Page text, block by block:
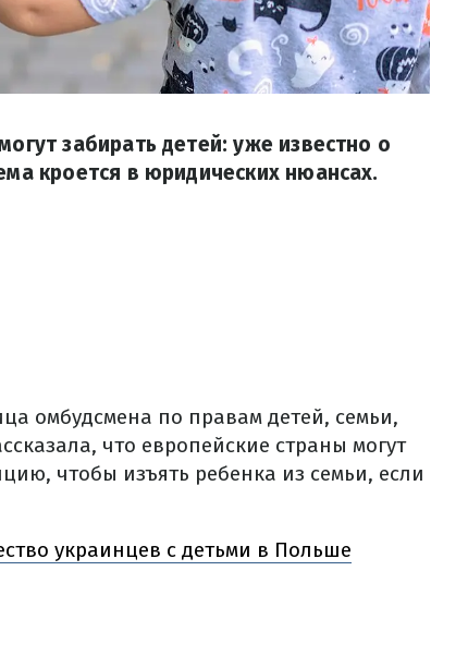
забирать детей: уже известно о
кроется в юридических нюансах.
омбудсмена по правам детей, семьи,
что европейские страны могут
чтобы изъять ребенка из семьи, если
украинцев с детьми в Польше